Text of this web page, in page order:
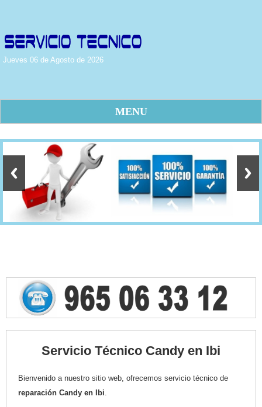
Jueves 06 de Agosto de 2026
MENU
Servicio Técnico Candy en Ibi
Bienvenido a nuestro sitio web, ofrecemos servicio técnico de
reparación Candy en Ibi.